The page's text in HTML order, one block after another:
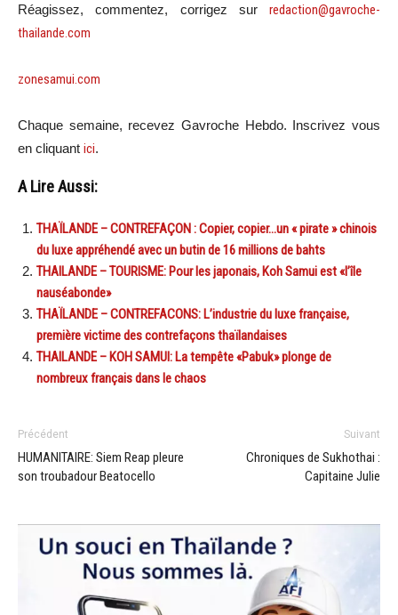
Réagissez, commentez, corrigez sur redaction@gavroche-
thailande.com
zonesamui.com
Chaque semaine, recevez Gavroche Hebdo. Inscrivez vous
en cliquant ici.
A Lire Aussi:
THAÏLANDE – CONTREFAÇON : Copier, copier…un « pirate » chinois
du luxe appréhendé avec un butin de 16 millions de bahts
THAILANDE – TOURISME: Pour les japonais, Koh Samui est «l’île
nauséabonde»
THAÏLANDE – CONTREFACONS: L’industrie du luxe française,
première victime des contrefaçons thaïlandaises
THAILANDE – KOH SAMUI: La tempête «Pabuk» plonge de
nombreux français dans le chaos
Précédent
HUMANITAIRE: Siem Reap pleure
son troubadour Beatocello
Suivant
Chroniques de Sukhothai :
Capitaine Julie